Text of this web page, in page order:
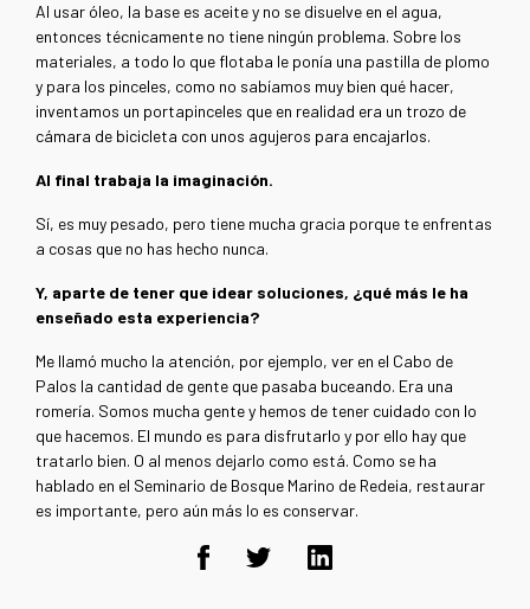
Al usar óleo, la base es aceite y no se disuelve en el agua,
entonces técnicamente no tiene ningún problema. Sobre los
materiales, a todo lo que flotaba le ponía una pastilla de plomo
y para los pinceles, como no sabíamos muy bien qué hacer,
inventamos un portapinceles que en realidad era un trozo de
cámara de bicicleta con unos agujeros para encajarlos.
Al final trabaja la imaginación.
Sí, es muy pesado, pero tiene mucha gracia porque te enfrentas
a cosas que no has hecho nunca.
Y, aparte de tener que idear soluciones, ¿qué más le ha
enseñado esta experiencia?
Me llamó mucho la atención, por ejemplo, ver en el Cabo de
Palos la cantidad de gente que pasaba buceando. Era una
romería. Somos mucha gente y hemos de tener cuidado con lo
que hacemos. El mundo es para disfrutarlo y por ello hay que
tratarlo bien. O al menos dejarlo como está. Como se ha
hablado en el Seminario de Bosque Marino de Redeia, restaurar
es importante, pero aún más lo es conservar.